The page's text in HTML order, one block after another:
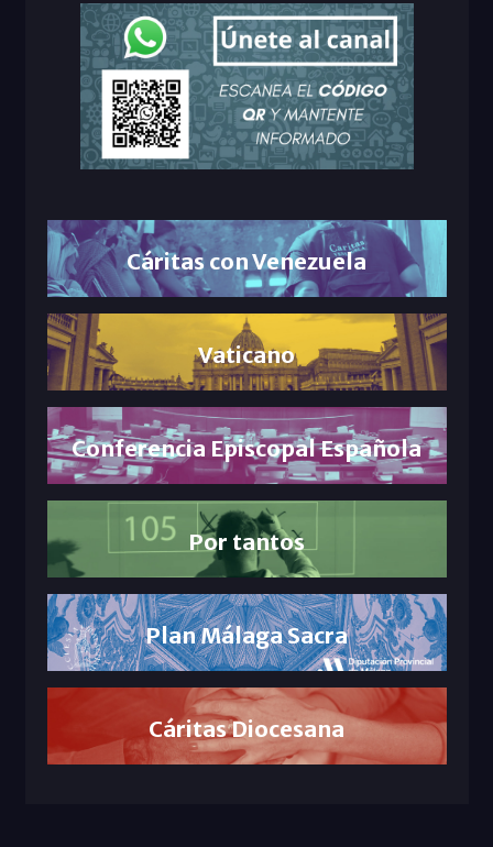
Cáritas con Venezuela
Vaticano
Conferencia Episcopal Española
Por tantos
Plan Málaga Sacra
Cáritas Diocesana